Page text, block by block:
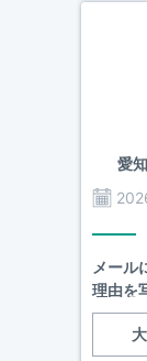
愛
メール
理由を